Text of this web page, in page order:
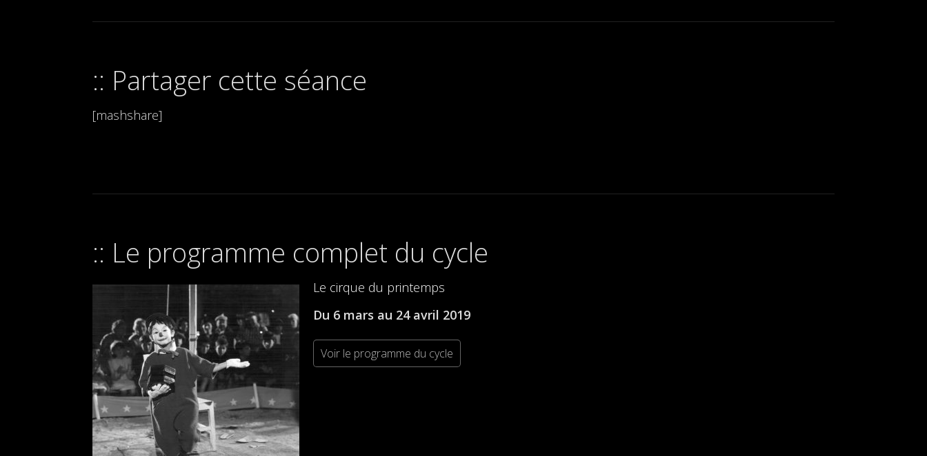
Partager cette séance
[mashshare]
Le programme complet du cycle
Le cirque du printemps
Du 6 mars au 24 avril 2019
Voir le programme du cycle